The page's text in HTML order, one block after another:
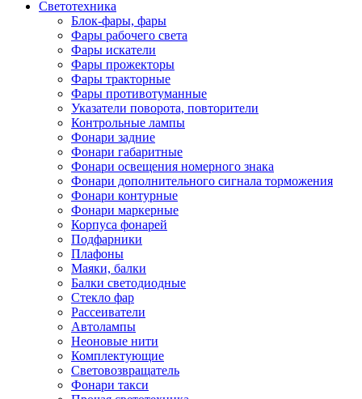
Светотехника
Блок-фары, фары
Фары рабочего света
Фары искатели
Фары прожекторы
Фары тракторные
Фары противотуманные
Указатели поворота, повторители
Контрольные лампы
Фонари задние
Фонари габаритные
Фонари освещения номерного знака
Фонари дополнительного сигнала торможения
Фонари контурные
Фонари маркерные
Корпуса фонарей
Подфарники
Плафоны
Маяки, балки
Балки светодиодные
Стекло фар
Рассеиватели
Автолампы
Неоновые нити
Комплектующие
Световозвращатель
Фонари такси